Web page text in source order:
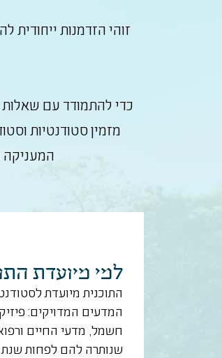
זוהי הזדמנות
כדי להתמודד עם שאלות
מזמין סטודנטיות
המעניקה
למי מיועדת
התוכנית מיועדת
המדעים המדויקים:
חשמל, מדעי החיים
שנותרה להם לפחות שנת